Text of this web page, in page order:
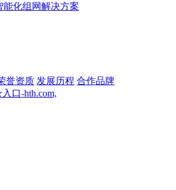
能化组网解决方案
誉资质 发展历程 合作品牌
口-hth.com,